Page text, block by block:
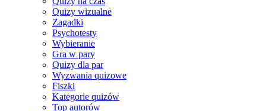
Quizy wizualne
Zagadki
Psychotesty
Wybieranie
Gra w pary
Quizy dla par
Wyzwania quizowe
Fiszki
Kategorie quizów
Top autorów